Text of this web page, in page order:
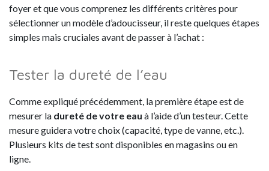
foyer et que vous comprenez les différents critères pour
sélectionner un modèle d’adoucisseur, il reste quelques étapes
simples mais cruciales avant de passer à l’achat :
Tester la dureté de l’eau
Comme expliqué précédemment, la première étape est de
mesurer la dureté de votre eau à l’aide d’un testeur. Cette
mesure guidera votre choix (capacité, type de vanne, etc.).
Plusieurs kits de test sont disponibles en magasins ou en
ligne.